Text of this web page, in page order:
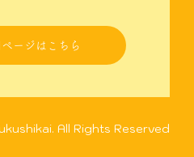
ージはこちら
All Rights Reserved